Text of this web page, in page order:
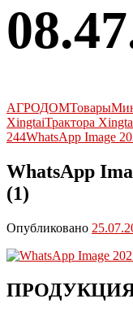
АГРОДОМТовары
XingtaiТрактора
244WhatsApp Image
WhatsApp
(1)
Опубликовано